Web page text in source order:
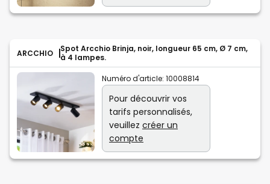
ARCCHIO
Spot Arcchio Brinja, noir, longueur 65 cm, Ø 7 cm,
à 4 lampes.
Numéro d'article: 10008814
Pour découvrir vos
tarifs personnalisés,
veuillez créer un
compte